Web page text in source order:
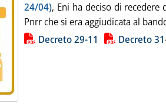
24/04), Eni ha deciso di
Pnrr che si era aggiudicata al
alla notizia
Decreto 29-11 Decreto